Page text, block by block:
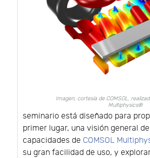
Imagen, cortesía de COMSOL,
Multiphysics®
seminario está diseñado para
primer lugar, una visión general
capacidades de COMSOL
su gran facilidad de uso, y